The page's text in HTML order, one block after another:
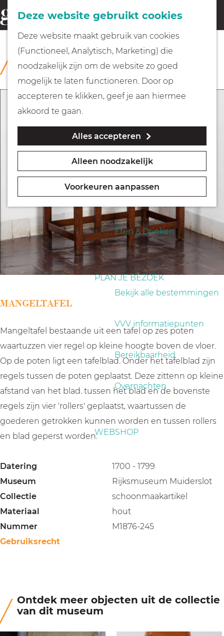
Deze website gebruikt cookies
Deze website maakt gebruik van cookies
(Functioneel, Analytisch, Marketing) die
noodzakelijk zijn om de website zo goed
mogelijk te laten functioneren. Door op
accepteren te klikken, geef je aan hiermee
akkoord te gaan.
Alles accepteren
Alleen noodzakelijk
Voorkeuren aanpassen
G
a
a
g
e
Fietsen
Wandelen
Geocachen
Naar het museum
Eten & Drinken
PLAN JE BEZOEK
Bekijk alle bestemmingen
VVV informatiepunten
Bereikbaarheid
Overnachten
WEBSHOP
o
e
k
e
n
COLLECTIE
Rijksmuseum Muiderslot
MANGELTAFEL
Mangeltafel bestaande uit een tafel op zes poten
waartuzzen vier regel op kleine hoogte boven de vloer.
Op de poten ligt een tafelblad. Onder het tafelblad zijn
regels tussen de poten geplaatst. Deze zittenn op kleine
afstand van het blad. tussen het blad en de bovenste
regels zijn vier 'rollers' geplaatst, waartussen de
goederen getrokken kunnen worden en tussen rollers
en blad geperst worden.
Datering
1700 - 1799
Museum
Rijksmuseum Muiderslot
Collectie
schoonmaakartikel
Materiaal
hout
Nummer
M1876-245
Gebruiksrecht
Ontdek meer objecten uit de collectie
van dit museum